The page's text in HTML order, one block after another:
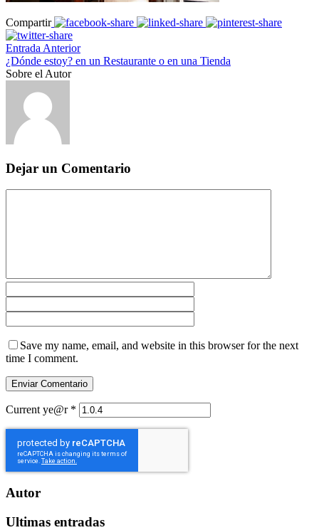
Compartir
Entrada Anterior
¿Dónde estoy? en un Restaurante o en una Tienda
Sobre el Autor
Dejar un Comentario
Save my name, email, and website in this browser for the next
time I comment.
Current ye@r *
Autor
Ultimas entradas